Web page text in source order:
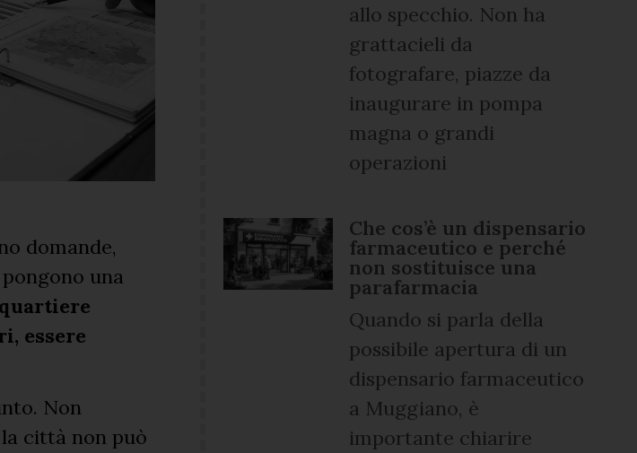
domande,
una
essere
Non
città non può
allo specchio. Non ha
grattacieli da
fotografare, piazze da
inaugurare in pompa
magna o grandi
operazioni
Che cos’è un dispensario
farmaceutico e perché
non sostituisce una
parafarmacia
Quando si parla della
possibile apertura di un
dispensario farmaceutico
a Muggiano, è
importante chiarire